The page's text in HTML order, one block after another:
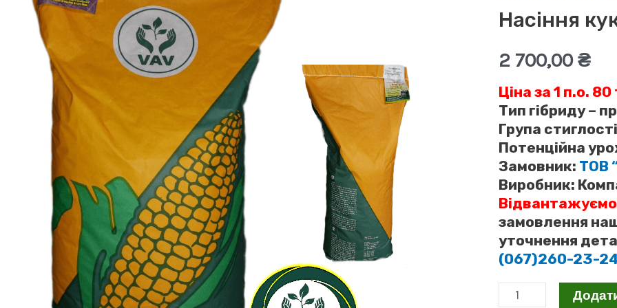
Насіння
2 700,00₴
Ціна за 1 п.о.
Тип гібриду –
Група
Потенційна
Замовник: ТОВ
Виробник:
замовлення
уточнення
(067)260-23-
Насіння